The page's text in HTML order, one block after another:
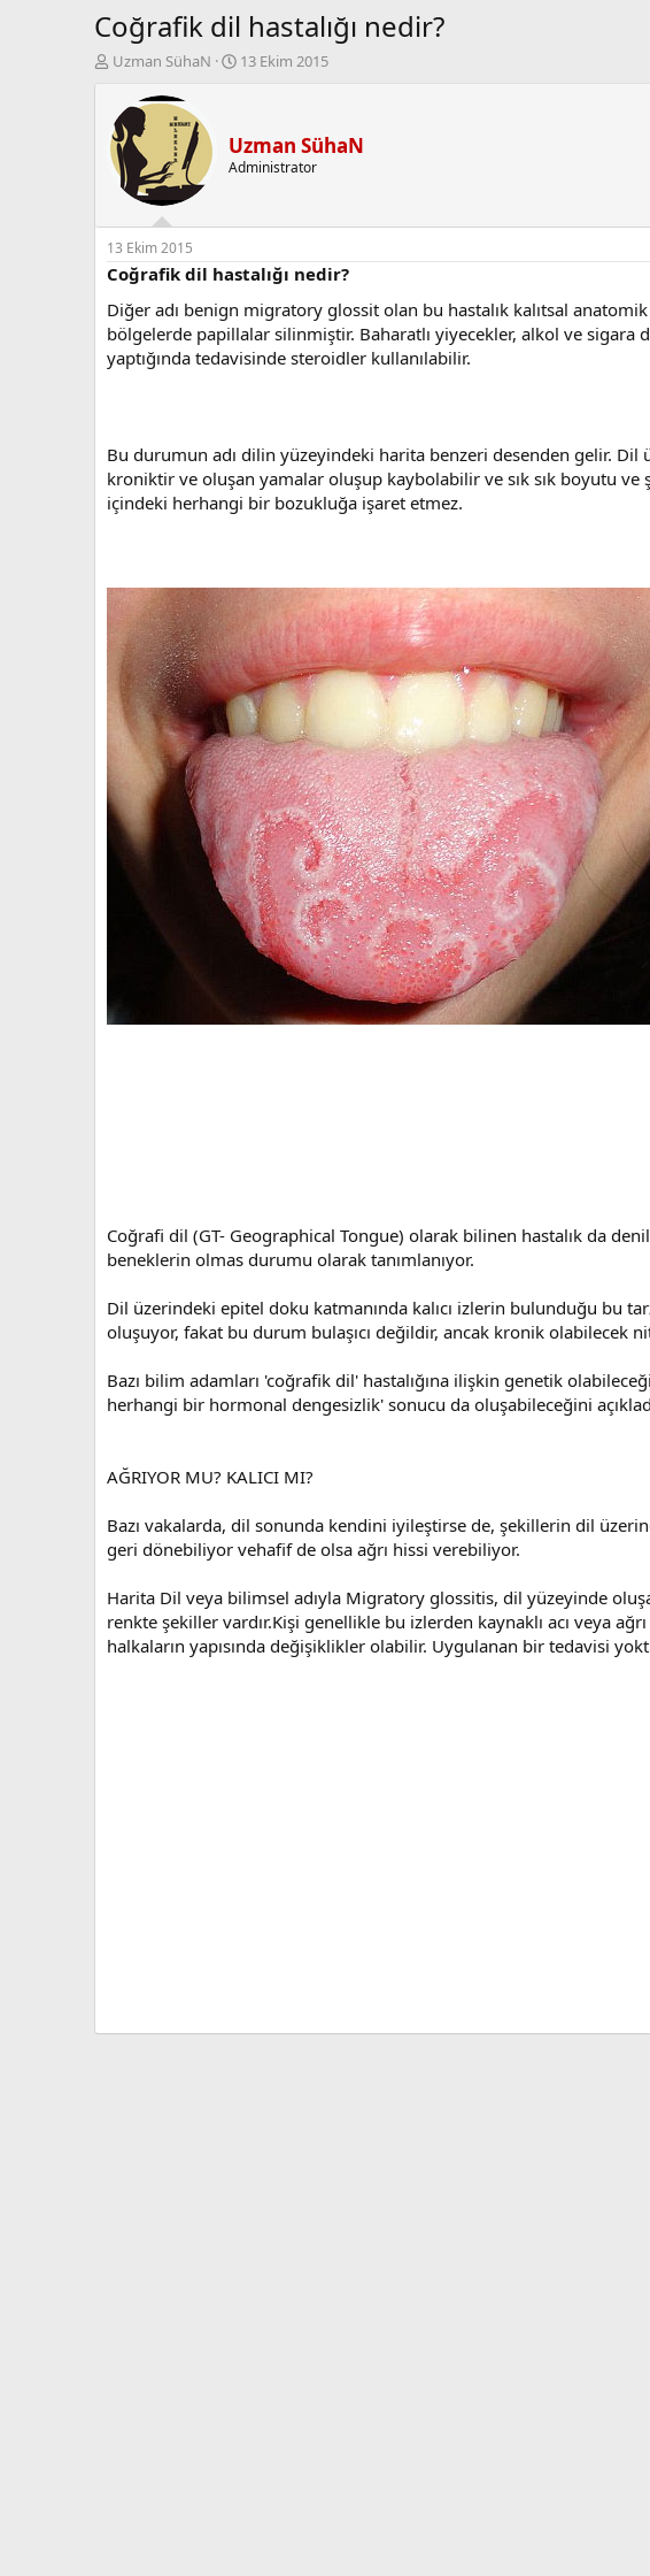
Coğrafik dil hastalığı nedir?
K
b
u
y
a
ş
l
a
t
a
Uzman SühaN
B
a
n
ç
a
r
h
i
13 Ekim 2015
Uzman SühaN
Administrator
13 Ekim 2015
Coğrafik dil hastalığı nedir?
Diğer adı benign migratory glossit olan bu hastalık kalıtsal
bölgelerde papillalar silinmiştir. Baharatlı yiyecekler, alkol ve
yaptığında tedavisinde steroidler kullanılabilir.
Bu durumun adı dilin yüzeyindeki harita benzeri desenden gelir. Dil
kroniktir ve oluşan yamalar oluşup kaybolabilir ve sık sık boyutu
içindeki herhangi bir bozukluğa işaret etmez.
Coğrafi dil (GT- Geographical Tongue) olarak bilinen hastalık da
beneklerin olmas durumu olarak tanımlanıyor.
Dil üzerindeki epitel doku katmanında kalıcı izlerin bulunduğu bu
oluşuyor, fakat bu durum bulaşıcı değildir, ancak kronik olabilecek
Bazı bilim adamları 'coğrafik dil' hastalığına ilişkin genetik
herhangi bir hormonal dengesizlik' sonucu da oluşabileceğini
AĞRIYOR MU? KALICI MI?
Bazı vakalarda, dil sonunda kendini iyileştirse de, şekillerin dil
geri dönebiliyor vehafif de olsa ağrı hissi verebiliyor.
Harita Dil veya bilimsel adıyla Migratory glossitis, dil yüzeyinde
renkte şekiller vardır.Kişi genellikle bu izlerden kaynaklı acı veya
halkaların yapısında değişiklikler olabilir. Uygulanan bir tedavisi